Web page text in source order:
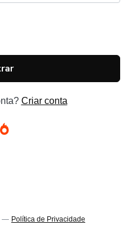
Criar conta
— Política de Privacidade